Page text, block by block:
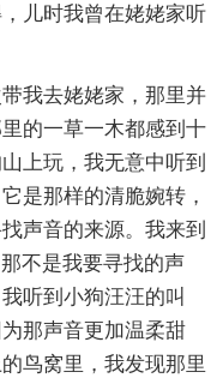
儿时我曾在姥姥家听
我去姥姥家，那里并
的一草一木都感到十
上玩，我无意中听到
是那样的清脆婉转，
声音的来源。我来到
不是我要寻找的声
听到小狗汪汪的叫
那声音更加温柔甜
鸟窝里，我发现那里